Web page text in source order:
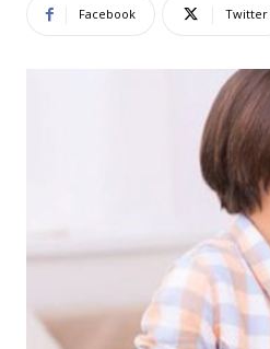
Facebook Twitter